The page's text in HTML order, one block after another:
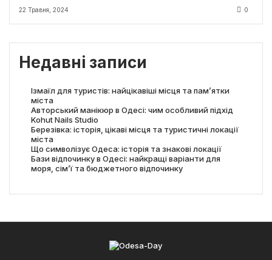
22 Травня, 2024 0
Недавні записи
Ізмаїл для туристів: найцікавіші місця та пам’ятки
міста
Авторський манікюр в Одесі: чим особливий підхід
Kohut Nails Studio
Березівка: історія, цікаві місця та туристичні локації
міста
Що символізує Одеса: історія та знакові локації
Бази відпочинку в Одесі: найкращі варіанти для
моря, сім’ї та бюджетного відпочинку